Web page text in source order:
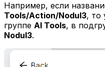
Например, если
Tools/Action/Nodul3, то
группе Al Tools, в
Nodul3.